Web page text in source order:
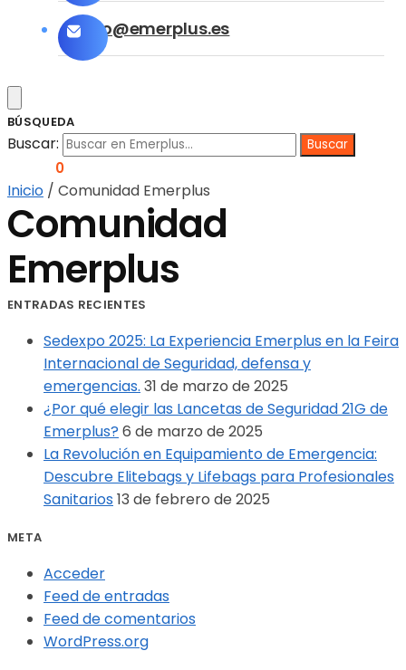
info@emerplus.es
BÚSQUEDA
Buscar:
0
Inicio / Comunidad Emerplus
Comunidad
Emerplus
ENTRADAS RECIENTES
Sedexpo 2025: La Experiencia Emerplus en la Feira
Internacional de Seguridad, defensa y
emergencias. 31 de marzo de 2025
¿Por qué elegir las Lancetas de Seguridad 21G de
Emerplus? 6 de marzo de 2025
La Revolución en Equipamiento de Emergencia:
Descubre Elitebags y Lifebags para Profesionales
Sanitarios 13 de febrero de 2025
META
Acceder
Feed de entradas
Feed de comentarios
WordPress.org